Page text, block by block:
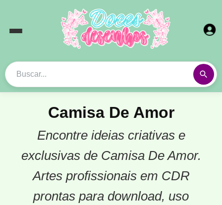
Camisa De Amor
Encontre ideias criativas e
exclusivas de Camisa De Amor.
Artes profissionais em CDR
prontas para download, uso